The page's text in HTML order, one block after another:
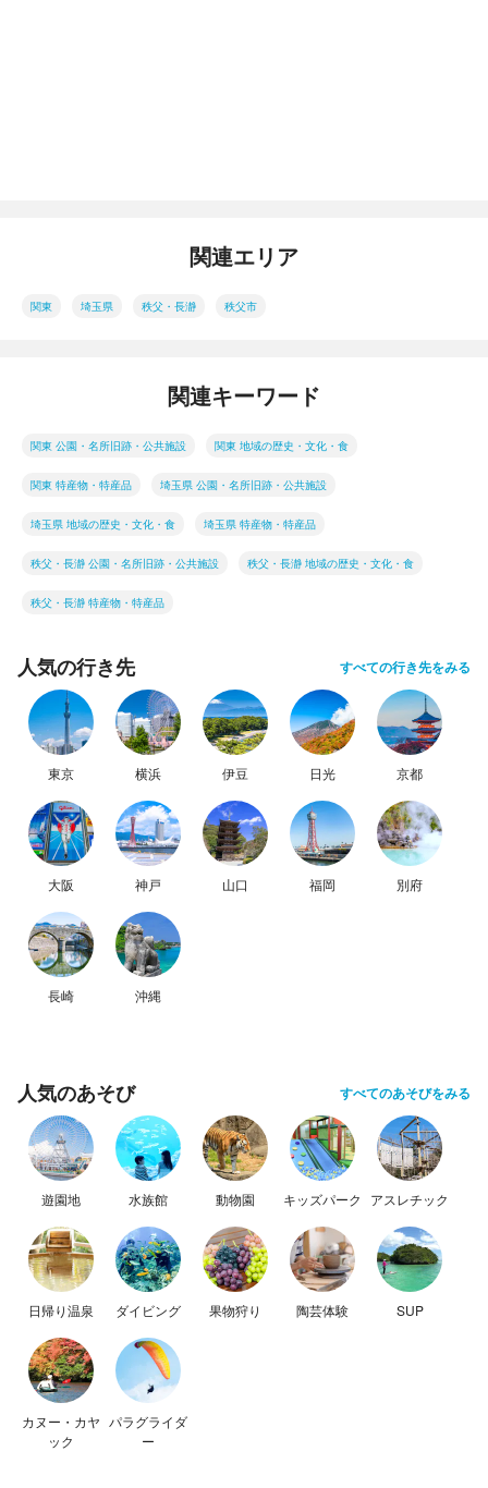
関連エリア
関東 埼玉県 秩父・長瀞 秩父市
関連キーワード
関東 公園・名所旧跡・公共施設 関東 地域の歴史・文化・食
関東 特産物・特産品 埼玉県 公園・名所旧跡・公共施設
埼玉県 地域の歴史・文化・食 埼玉県 特産物・特産品
秩父・長瀞 公園・名所旧跡・公共施設 秩父・長瀞 地域の歴史・文化・食
秩父・長瀞 特産物・特産品
人気の行き先 すべての行き先をみる
東京 横浜 伊豆 日光 京都
大阪 神戸 山口 福岡 別府
長崎 沖縄
人気のあそび すべてのあそびをみる
遊園地 水族館 動物園 キッズパーク アスレチック
日帰り温泉 ダイビング 果物狩り 陶芸体験 SUP
カヌー・カヤ
ック
パラグライダ
ー